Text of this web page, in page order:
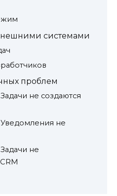
системами
проблем
не создаются
не
не